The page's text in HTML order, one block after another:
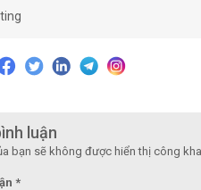
luận
bạn sẽ không được hiển thị công
*